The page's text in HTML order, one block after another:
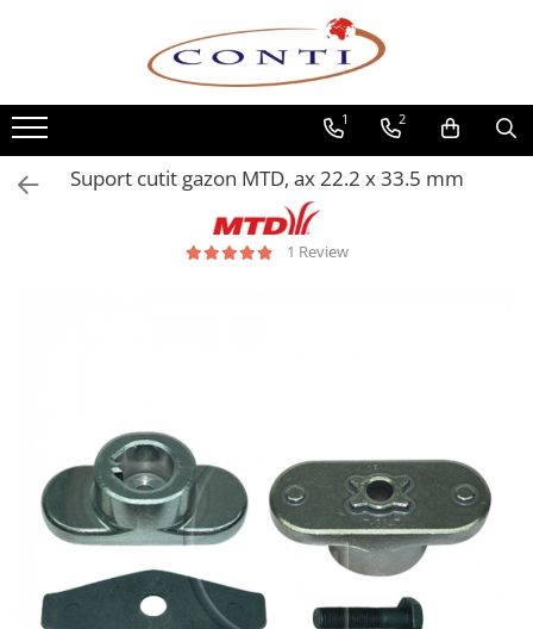
Toate Produsele
Casa si Gradina
Utilaje pentru gradina si accesorii
Atomizoare si Pulverizatoare
Drujbe si fierastraie cu lant
Motosape si Motocultoare
Motoburghie
Masini de batut stalpi
Sisteme combinate &
Tocatoare de crengi si resturi
vegetale
1 2
Suport cutit gazon MTD, ax 22.2 x 33.5 mm
1 Review